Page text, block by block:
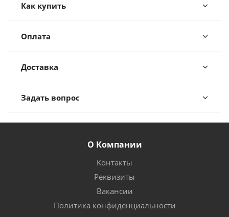
Как купить
Оплата
Доставка
Задать вопрос
О Компании
Контакты
Реквизиты
Вакансии
Политика конфиденциальности